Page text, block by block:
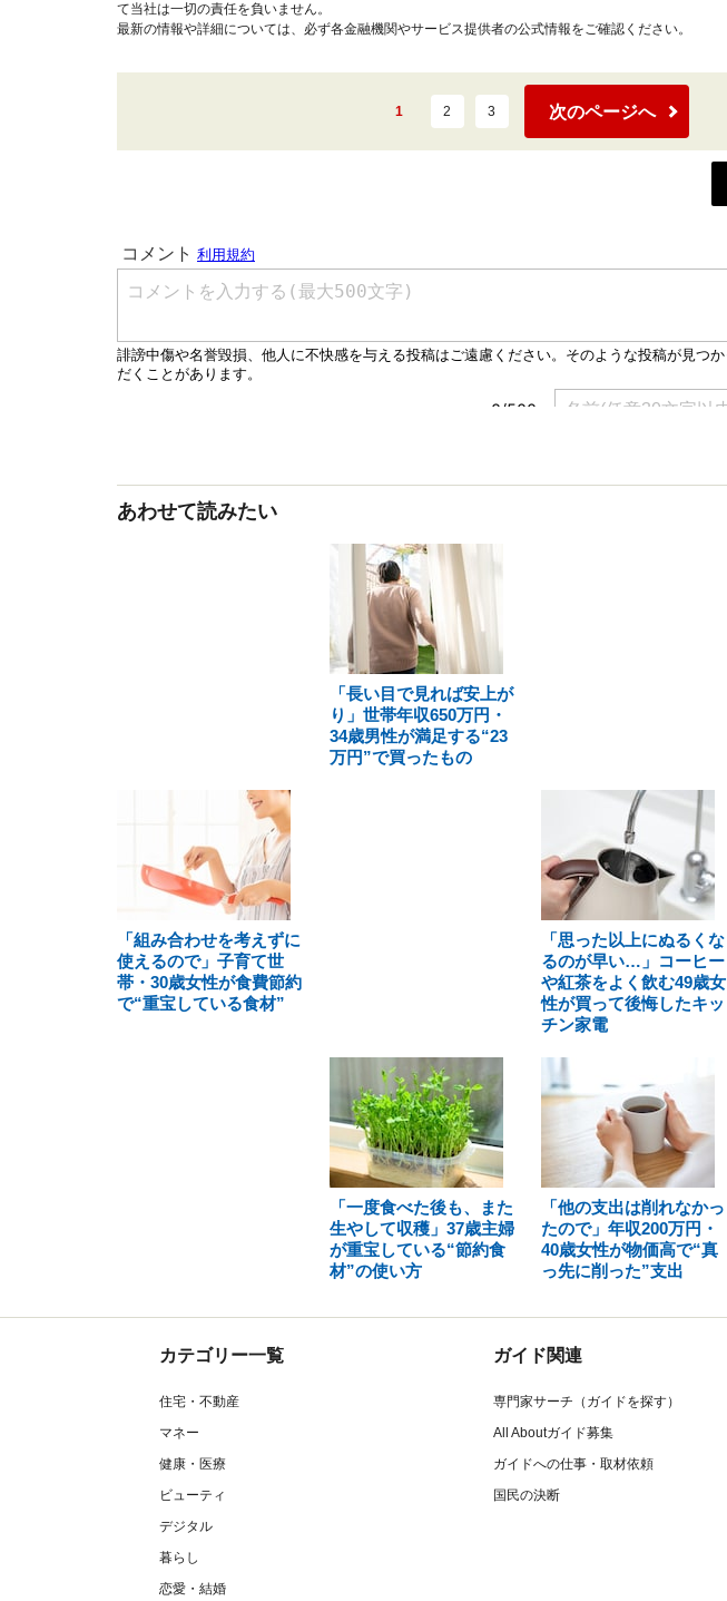
て当社は一切の責任を負いません。
最新の情報や詳細については、必ず各金融機関やサービス提供者の公式情報をご確認ください。
1 2 3 次のページへ
あわせて読みたい
「長い目で見れば安上が
り」世帯年収650万円・
34歳男性が満足する“23
万円”で買ったもの
「組み合わせを考えずに
使えるので」子育て世
帯・30歳女性が食費節約
で“重宝している食材”
「思った以上にぬるくな
るのが早い…」コーヒー
や紅茶をよく飲む49歳女
性が買って後悔したキッ
チン家電
「一度食べた後も、また
生やして収穫」37歳主婦
が重宝している“節約食
材”の使い方
「他の支出は削れなかっ
たので」年収200万円・
40歳女性が物価高で“真
っ先に削った”支出
カテゴリー一覧
住宅・不動産
マネー
健康・医療
ビューティ
デジタル
暮らし
恋愛・結婚
ガイド関連
専門家サーチ（ガイドを探す）
All Aboutガイド募集
ガイドへの仕事・取材依頼
国民の決断